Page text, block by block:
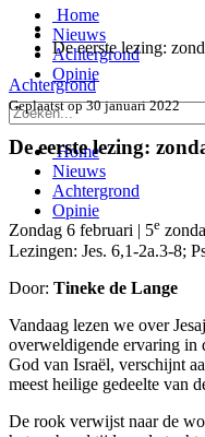
Home
Nieuws
Achtergrond
Opinie
Home
Nieuws
Achtergrond
Opinie
De eerste lezing:
Achtergrond
Geplaatst op 30 januari 2022
De eerste lezing:
Zondag 6 februari | 5e
Lezingen: Jes. 6,1-2a.3-8;
Door: Tineke de Lange
Vandaag lezen we over
overweldigende ervaring in
God van Israël, verschijnt
meest heilige gedeelte van
De rook verwijst naar de